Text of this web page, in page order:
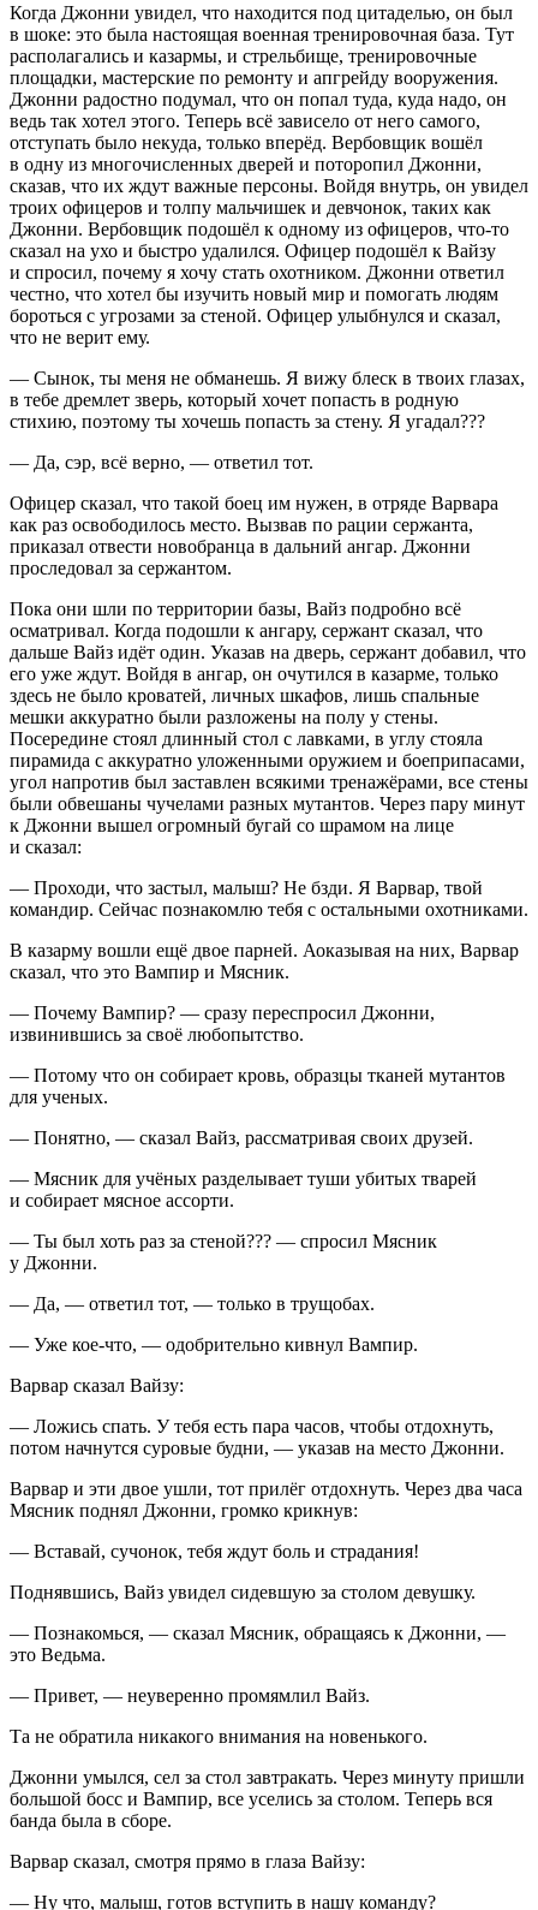
Когда Джонни увидел, что находится под цитаделью, он был
в шоке: это была настоящая военная тренировочная база. Тут
располагались и казармы, и стрельбище, тренировочные
площадки, мастерские по ремонту и апгрейду вооружения.
Джонни радостно подумал, что он попал туда, куда надо, он
ведь так хотел этого. Теперь всё зависело от него самого,
отступать было некуда, только вперёд. Вербовщик вошёл
в одну из многочисленных дверей и поторопил Джонни,
сказав, что их ждут важные персоны. Войдя внутрь, он увидел
троих офицеров и толпу мальчишек и девчонок, таких как
Джонни. Вербовщик подошёл к одному из офицеров, что-то
сказал на ухо и быстро удалился. Офицер подошёл к Вайзу
и спросил, почему я хочу стать охотником. Джонни ответил
честно, что хотел бы изучить новый мир и помогать людям
бороться с угрозами за стеной. Офицер улыбнулся и сказал,
что не верит ему.
— Сынок, ты меня не обманешь. Я вижу блеск в твоих глазах,
в тебе дремлет зверь, который хочет попасть в родную
стихию, поэтому ты хочешь попасть за стену. Я угадал???
— Да, сэр, всё верно, — ответил тот.
Офицер сказал, что такой боец им нужен, в отряде Варвара
как раз освободилось место. Вызвав по рации сержанта,
приказал отвести новобранца в дальний ангар. Джонни
проследовал за сержантом.
Пока они шли по территории базы, Вайз подробно всё
осматривал. Когда подошли к ангару, сержант сказал, что
дальше Вайз идёт один. Указав на дверь, сержант добавил, что
его уже ждут. Войдя в ангар, он очутился в казарме, только
здесь не было кроватей, личных шкафов, лишь спальные
мешки аккуратно были разложены на полу у стены.
Посередине стоял длинный стол с лавками, в углу стояла
пирамида с аккуратно уложенными оружием и боеприпасами,
угол напротив был заставлен всякими тренажёрами, все стены
были обвешаны чучелами разных мутантов. Через пару минут
к Джонни вышел огромный бугай со шрамом на лице
и сказал:
— Проходи, что застыл, малыш? Не бзди. Я Варвар, твой
командир. Сейчас познакомлю тебя с остальными охотниками.
В казарму вошли ещё двое парней. Аоказывая на них, Варвар
сказал, что это Вампир и Мясник.
— Почему Вампир? — сразу переспросил Джонни,
извинившись за своё любопытство.
— Потому что он собирает кровь, образцы тканей мутантов
для ученых.
— Понятно, — сказал Вайз, рассматривая своих друзей.
— Мясник для учёных разделывает туши убитых тварей
и собирает мясное ассорти.
— Ты был хоть раз за стеной??? — спросил Мясник
у Джонни.
— Да, — ответил тот, — только в трущобах.
— Уже кое-что, — одобрительно кивнул Вампир.
Варвар сказал Вайзу:
— Ложись спать. У тебя есть пара часов, чтобы отдохнуть,
потом начнутся суровые будни, — указав на место Джонни.
Варвар и эти двое ушли, тот прилёг отдохнуть. Через два часа
Мясник поднял Джонни, громко крикнув:
— Вставай, сучонок, тебя ждут боль и страдания!
Поднявшись, Вайз увидел сидевшую за столом девушку.
— Познакомься, — сказал Мясник, обращаясь к Джонни, —
это Ведьма.
— Привет, — неуверенно промямлил Вайз.
Та не обратила никакого внимания на новенького.
Джонни умылся, сел за стол завтракать. Через минуту пришли
большой босс и Вампир, все уселись за столом. Теперь вся
банда была в сборе.
Варвар сказал, смотря прямо в глаза Вайзу:
— Ну что, малыш, готов вступить в нашу команду?